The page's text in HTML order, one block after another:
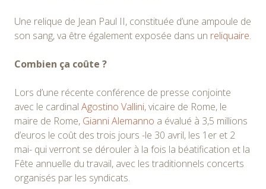
Une relique de Jean Paul II, constituée d’une ampoule de
son sang, va être également exposée dans un reliquaire.
Combien ça coûte ?
Lors d’une récente conférence de presse conjointe
avec le cardinal Agostino Vallini, vicaire de Rome, le
maire de Rome, Gianni Alemanno a évalué à 3,5 millions
d’euros le coût des trois jours -le 30 avril, les 1er et 2
mai- qui verront se dérouler à la fois la béatification et la
Fête annuelle du travail, avec les traditionnels concerts
organisés par les syndicats.